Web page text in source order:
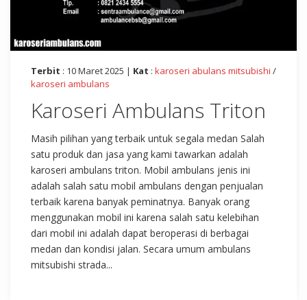
Terbit : 10 Maret 2025 | Kat : karoseri abulans mitsubishi /
karoseri ambulans
Karoseri Ambulans Triton
Masih pilihan yang terbaik untuk segala medan Salah
satu produk dan jasa yang kami tawarkan adalah
karoseri ambulans triton. Mobil ambulans jenis ini
adalah salah satu mobil ambulans dengan penjualan
terbaik karena banyak peminatnya. Banyak orang
menggunakan mobil ini karena salah satu kelebihan
dari mobil ini adalah dapat beroperasi di berbagai
medan dan kondisi jalan. Secara umum ambulans
mitsubishi strada...